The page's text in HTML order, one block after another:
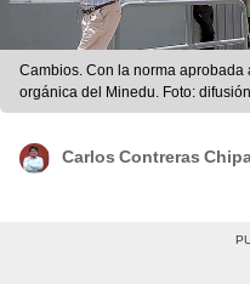
Cambios. Con la norma
orgánica del Minedu. Foto: difusión
Carlos Contreras